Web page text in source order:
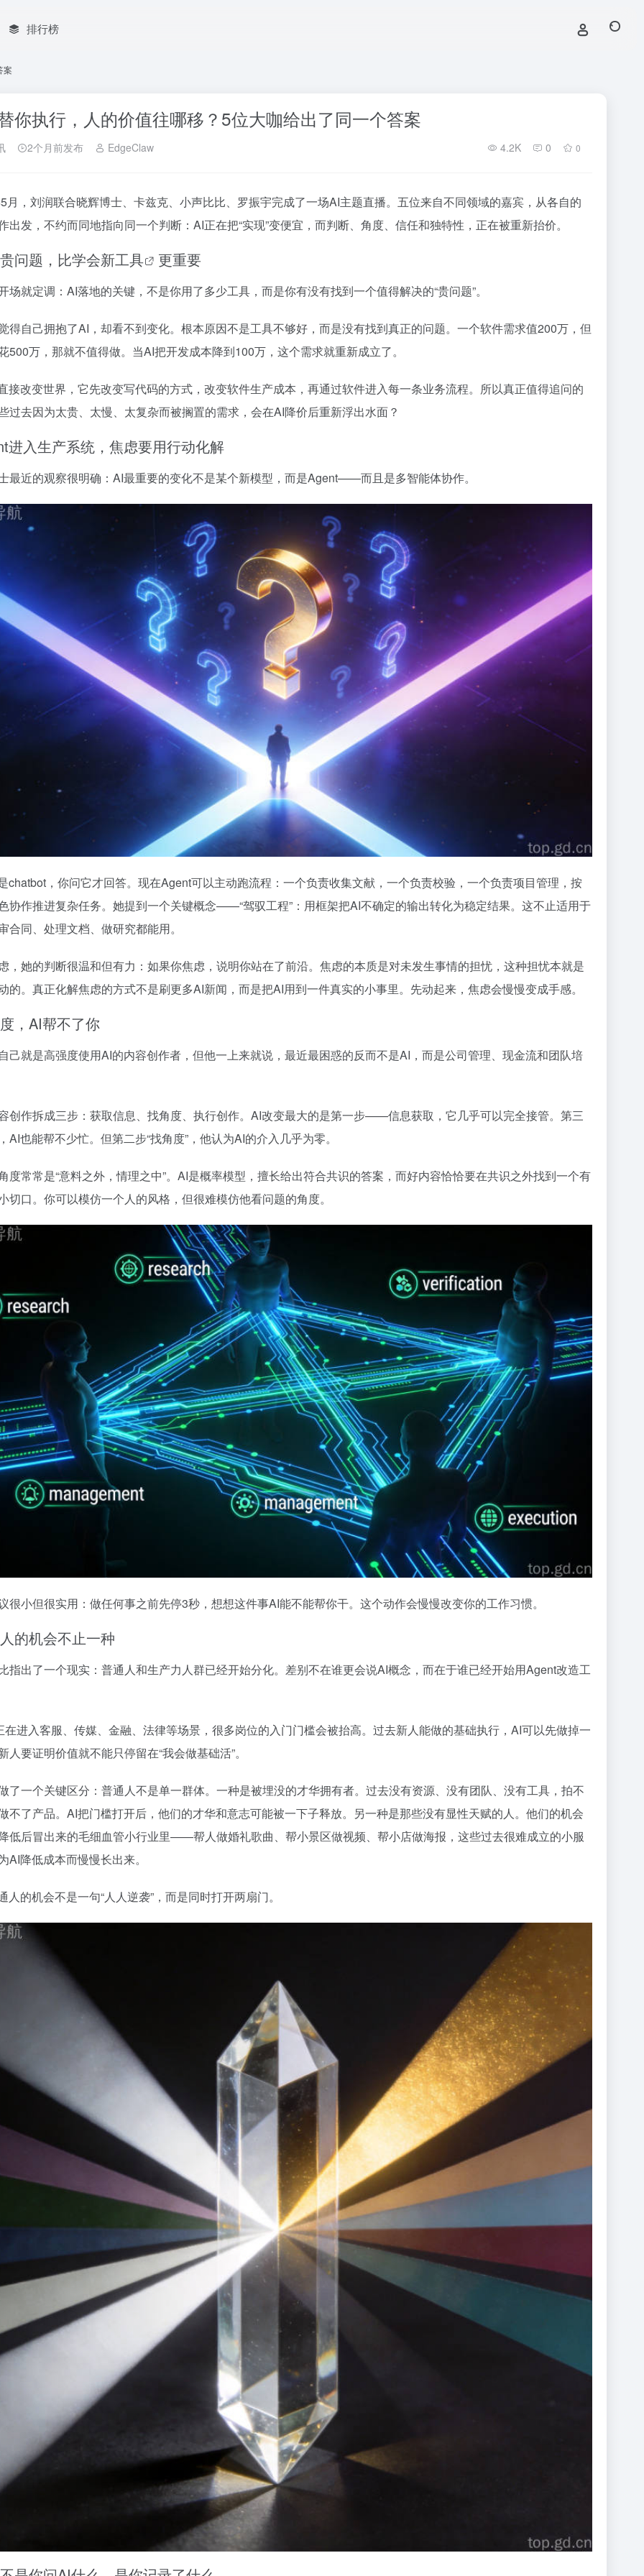
排行榜
案
你执行，人的价值往哪移？5位大咖给出了同一个答案
2个月前发布 EdgeClaw 4.2K 0 0
月，刘润联合晓辉博士、卡兹克、小声比比、罗振宇完成了一场AI主题直播。五位来自不同领域的嘉宾，从各自的
出发，不约而同地指向同一个判断：AI正在把“实现”变便宜，而判断、角度、信任和独特性，正在被重新抬价。
问题，比学会新工具 更重要
场就定调：AI落地的关键，不是你用了多少工具，而是你有没有找到一个值得解决的“贵问题”。
得自己拥抱了AI，却看不到变化。根本原因不是工具不够好，而是没有找到真正的问题。一个软件需求值200万，但
500万，那就不值得做。当AI把开发成本降到100万，这个需求就重新成立了。
接改变世界，它先改变写代码的方式，改变软件生产成本，再通过软件进入每一条业务流程。所以真正值得追问的
过去因为太贵、太慢、太复杂而被搁置的需求，会在AI降价后重新浮出水面？
进入生产系统，焦虑要用行动化解
最近的观察很明确：AI最重要的变化不是某个新模型，而是Agent——而且是多智能体协作。
chatbot，你问它才回答。现在Agent可以主动跑流程：一个负责收集文献，一个负责校验，一个负责项目管理，按
协作推进复杂任务。她提到一个关键概念——“驾驭工程”：用框架把AI不确定的输出转化为稳定结果。这不止适用于
合同、处理文档、做研究都能用。
，她的判断很温和但有力：如果你焦虑，说明你站在了前沿。焦虑的本质是对未发生事情的担忧，这种担忧本就是
的。真正化解焦虑的方式不是刷更多AI新闻，而是把AI用到一件真实的小事里。先动起来，焦虑会慢慢变成手感。
，AI帮不了你
己就是高强度使用AI的内容创作者，但他一上来就说，最近最困惑的反而不是AI，而是公司管理、现金流和团队培
创作拆成三步：获取信息、找角度、执行创作。AI改变最大的是第一步——信息获取，它几乎可以完全接管。第三
AI也能帮不少忙。但第二步“找角度”，他认为AI的介入几乎为零。
度常常是“意料之外，情理之中”。AI是概率模型，擅长给出符合共识的答案，而好内容恰恰要在共识之外找到一个有
切口。你可以模仿一个人的风格，但很难模仿他看问题的角度。
很小但很实用：做任何事之前先停3秒，想想这件事AI能不能帮你干。这个动作会慢慢改变你的工作习惯。
的机会不止一种
指出了一个现实：普通人和生产力人群已经开始分化。差别不在谁更会说AI概念，而在于谁已经开始用Agent改造工
在进入客服、传媒、金融、法律等场景，很多岗位的入门门槛会被抬高。过去新人能做的基础执行，AI可以先做掉一
人要证明价值就不能只停留在“我会做基础活”。
了一个关键区分：普通人不是单一群体。一种是被埋没的才华拥有者。过去没有资源、没有团队、没有工具，拍不
不了产品。AI把门槛打开后，他们的才华和意志可能被一下子释放。另一种是那些没有显性天赋的人。他们的机会
低后冒出来的毛细血管小行业里——帮人做婚礼歌曲、帮小景区做视频、帮小店做海报，这些过去很难成立的小服
AI降低成本而慢慢长出来。
人的机会不是一句“人人逆袭”，而是同时打开两扇门。